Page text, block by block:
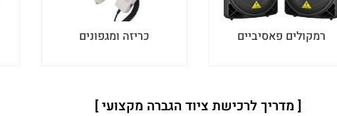
רמקולים פאסיביים כריזה ומגפונים
[ מדריך לרכישת ציוד הגברה מקצועי ]